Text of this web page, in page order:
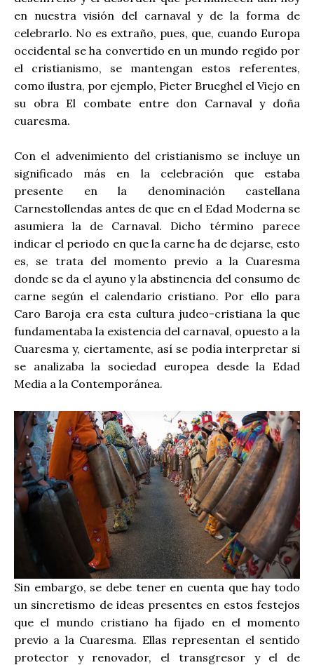
en nuestra visión del carnaval y de la forma de
celebrarlo. No es extraño, pues, que, cuando Europa
occidental se ha convertido en un mundo regido por
el cristianismo, se mantengan estos referentes,
como ilustra, por ejemplo, Pieter Brueghel el Viejo en
su obra El combate entre don Carnaval y doña
cuaresma.
Con el advenimiento del cristianismo se incluye un
significado más en la celebración que estaba
presente en la denominación castellana
Carnestollendas antes de que en el Edad Moderna se
asumiera la de Carnaval. Dicho término parece
indicar el periodo en que la carne ha de dejarse, esto
es, se trata del momento previo a la Cuaresma
donde se da el ayuno y la abstinencia del consumo de
carne según el calendario cristiano. Por ello para
Caro Baroja era esta cultura judeo-cristiana la que
fundamentaba la existencia del carnaval, opuesto a la
Cuaresma y, ciertamente, así se podía interpretar si
se analizaba la sociedad europea desde la Edad
Media a la Contemporánea.
Sin embargo, se debe tener en cuenta que hay todo
un sincretismo de ideas presentes en estos festejos
que el mundo cristiano ha fijado en el momento
previo a la Cuaresma. Ellas representan el sentido
protector y renovador, el transgresor y el de